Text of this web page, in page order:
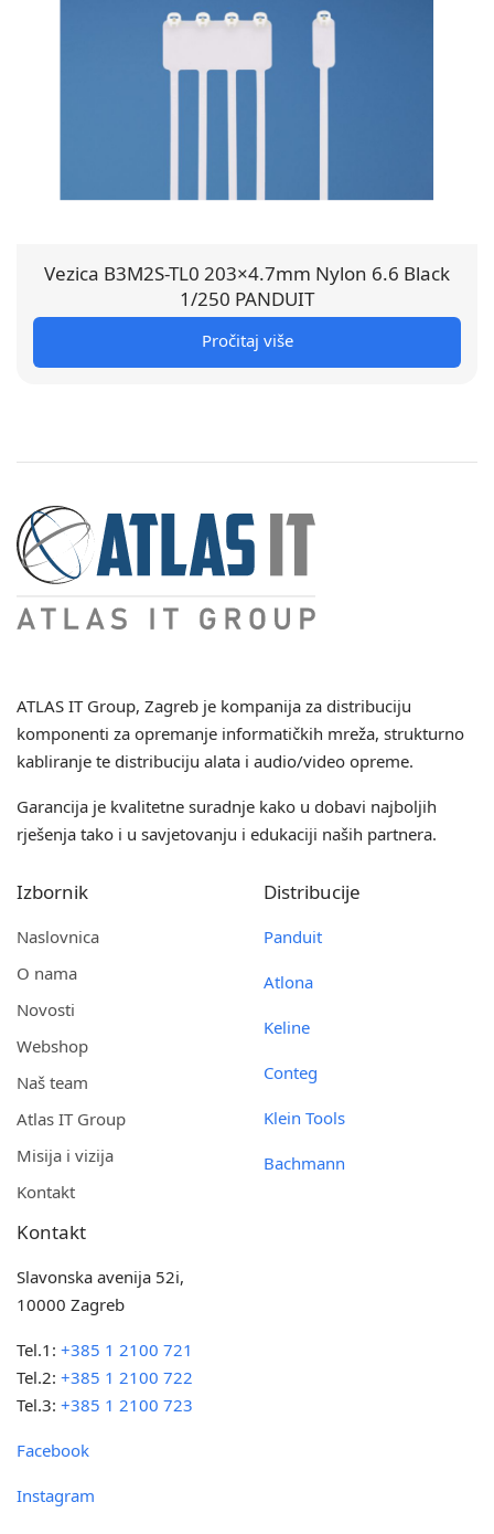
Vezica B3M2S-TL0 203×4.7mm Nylon 6.6 Black
1/250 PANDUIT
Pročitaj više
ATLAS IT Group, Zagreb je kompanija za distribuciju
komponenti za opremanje informatičkih mreža, strukturno
kabliranje te distribuciju alata i audio/video opreme.
Garancija je kvalitetne suradnje kako u dobavi najboljih
rješenja tako i u savjetovanju i edukaciji naših partnera.
Izbornik
Naslovnica
O nama
Novosti
Webshop
Naš team
Atlas IT Group
Misija i vizija
Kontakt
Distribucije
Panduit
Atlona
Keline
Conteg
Klein Tools
Bachmann
Kontakt
Slavonska avenija 52i,
10000 Zagreb
Tel.1:+385 1 2100 721
Tel.2:+385 1 2100 722
Tel.3:+385 1 2100 723
Facebook
Instagram